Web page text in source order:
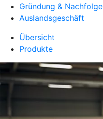
Gründung & Nachfolge
Auslandsgeschäft
Übersicht
Produkte